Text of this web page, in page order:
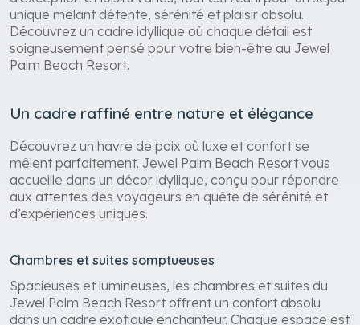
sous le signe de l’évasion et du bien-être. Plages
sublimes, hébergements élégants, gastronomie
d’exception et loisirs variés, tout est réuni pour un séjour
unique mêlant détente, sérénité et plaisir absolu.
Palm Beach Resort.
Un cadre raffiné entre nature et élégance
Découvrez un havre de paix où luxe et confort se
mêlent parfaitement. Jewel Palm Beach Resort vous
d’expériences uniques.
Chambres et suites somptueuses